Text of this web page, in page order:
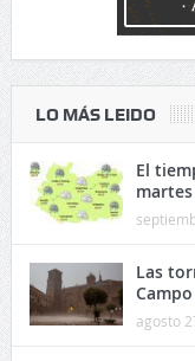
LO MÁS LEIDO
El
Las
agosto